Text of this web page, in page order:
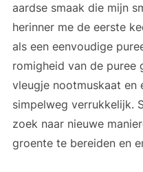
aardse smaak die mijn
herinner me de eerste
als een eenvoudige
romigheid van de puree
vleugje nootmuskaat en
simpelweg verrukkelijk.
zoek naar nieuwe
groente te bereiden en